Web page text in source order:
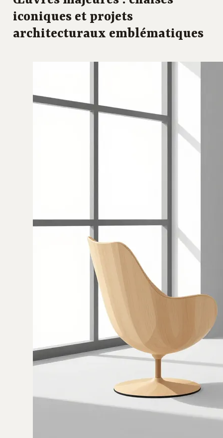
iconiques et projets
architecturaux emblématiques